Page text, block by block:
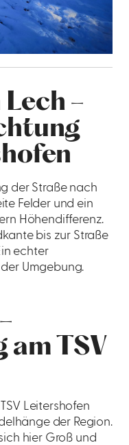
–
der Straße nach
Felder und ein
Höhendifferenz.
bis zur Straße
echter
Umgebung.
TSV
Leitershofen
der Region.
hier Groß und